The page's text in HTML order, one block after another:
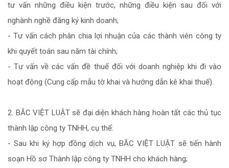
tư vấn những điều kiện trước, những điều kiện sau đối với
nghành nghề đăng ký kinh doanh;
- Tư vấn cách phân chia lợi nhuận của các thành viên công ty
khi quyết toán sau năm tài chính;
- Tư vấn về các vấn đề thuế đối với doanh nghiệp khi đi vào
hoạt động (Cung cấp mẫu tờ khai và hướng dẫn kê khai thuế).
2. BẮC VIỆT LUẬT sẽ đại diện khách hàng hoàn tất các thủ tục
thành lập công ty TNHH, cụ thể:
- Sau khi ký hợp đồng dịch vụ, BẮC VIỆT LUẬT sẽ tiến hành
soạn Hồ sơ Thành lập công ty TNHH cho khách hàng;